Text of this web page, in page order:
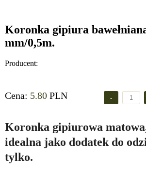
Koronka gipiura
mm/0,5m.
Producent:
Cena: 5.80 PLN
Koronka gipiurowa
idealna jako dodatek do
tylko.